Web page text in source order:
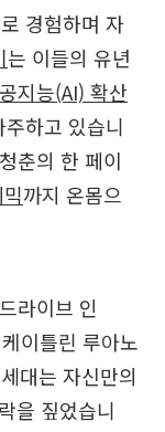
경험하며 자
는 이들의 유년
지능(AI) 확산
주하고 있습니
춘의 한 페이
까지 온몸으
라이브 인
이틀린 루아노
대는 자신만의
을 짚었습니